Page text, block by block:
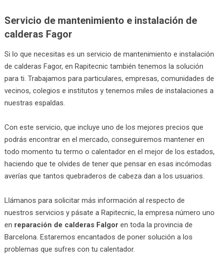
Servicio de mantenimiento e instalación de
calderas Fagor
Si lo que necesitas es un servicio de mantenimiento e instalación
de calderas Fagor, en Rapitecnic también tenemos la solución
para ti. Trabajamos para particulares, empresas, comunidades de
vecinos, colegios e institutos y tenemos miles de instalaciones a
nuestras espaldas.
Con este servicio, que incluye uno de los mejores precios que
podrás encontrar en el mercado, conseguiremos mantener en
todo momento tu termo o calentador en el mejor de los estados,
haciendo que te olvides de tener que pensar en esas incómodas
averías que tantos quebraderos de cabeza dan a los usuarios.
Llámanos para solicitar más información al respecto de
nuestros servicios y pásate a Rapitecnic, la empresa número uno
en reparación de calderas Falgoren toda la provincia de
Barcelona. Estaremos encantados de poner solución a los
problemas que sufres con tu calentador.